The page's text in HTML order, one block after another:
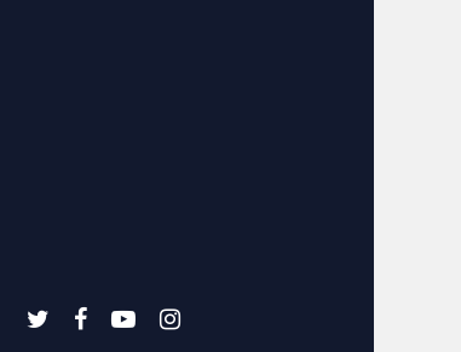
twitter
facebookyoutubeinstagram